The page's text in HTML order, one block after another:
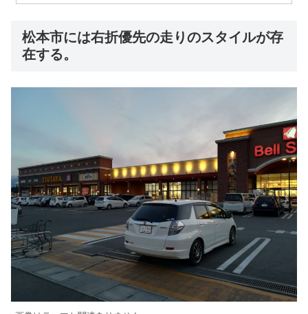
松本市には右折優先の走りのスタイルが存
在する。